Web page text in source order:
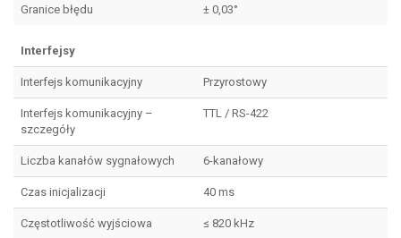
Granice błędu ± 0,03°
Interfejsy
Interfejs komunikacyjny Przyrostowy
Interfejs komunikacyjny –
szczegóły
TTL / RS-422
Liczba kanałów sygnałowych 6-kanałowy
Czas inicjalizacji 40 ms
Częstotliwość wyjściowa ≤ 820 kHz